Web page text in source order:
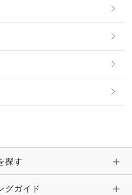
ス
小物
探す
グガイド